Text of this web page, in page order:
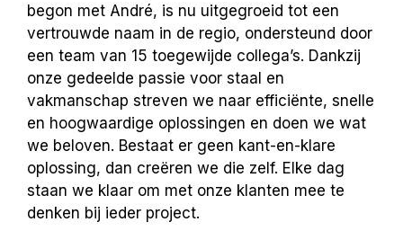
begon met André, is nu uitgegroeid tot een
vertrouwde naam in de regio, ondersteund door
een team van 15 toegewijde collega’s. Dankzij
onze gedeelde passie voor staal en
vakmanschap streven we naar efficiënte, snelle
en hoogwaardige oplossingen en doen we wat
we beloven. Bestaat er geen kant-en-klare
oplossing, dan creëren we die zelf. Elke dag
staan we klaar om met onze klanten mee te
denken bij ieder project.